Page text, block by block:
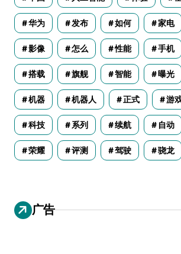
华为 发布 如何 家电
影像 怎么 性能 手机
搭载 旗舰 智能 曝光
机器 机器人 正式 游
科技 系列 续航 自动
荣耀 评测 驾驶 骁龙
广告